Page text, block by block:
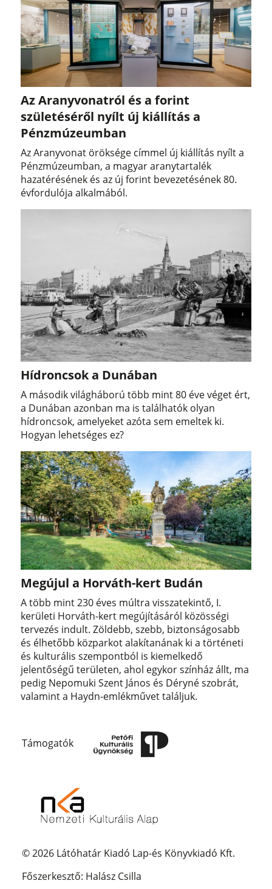
Az Aranyvonatról és a forint
születéséről nyílt új kiállítás a
Pénzmúzeumban
Az Aranyvonat öröksége címmel új kiállítás nyílt a
Pénzmúzeumban, a magyar aranytartalék
hazatérésének és az új forint bevezetésének 80.
évfordulója alkalmából.
Hídroncsok a Dunában
A második világháború több mint 80 éve véget ért,
a Dunában azonban ma is találhatók olyan
hídroncsok, amelyeket azóta sem emeltek ki.
Hogyan lehetséges ez?
Megújul a Horváth-kert Budán
A több mint 230 éves múltra visszatekintő, I.
kerületi Horváth-kert megújításáról közösségi
tervezés indult. Zöldebb, szebb, biztonságosabb
és élhetőbb közparkot alakítanának ki a történeti
és kulturális szempontból is kiemelkedő
jelentőségű területen, ahol egykor színház állt, ma
pedig Nepomuki Szent János és Déryné szobrát,
valamint a Haydn-emlékművet találjuk.
Támogatók
© 2026 Látóhatár Kiadó Lap-és Könyvkiadó Kft.
Főszerkesztő: Halász Csilla